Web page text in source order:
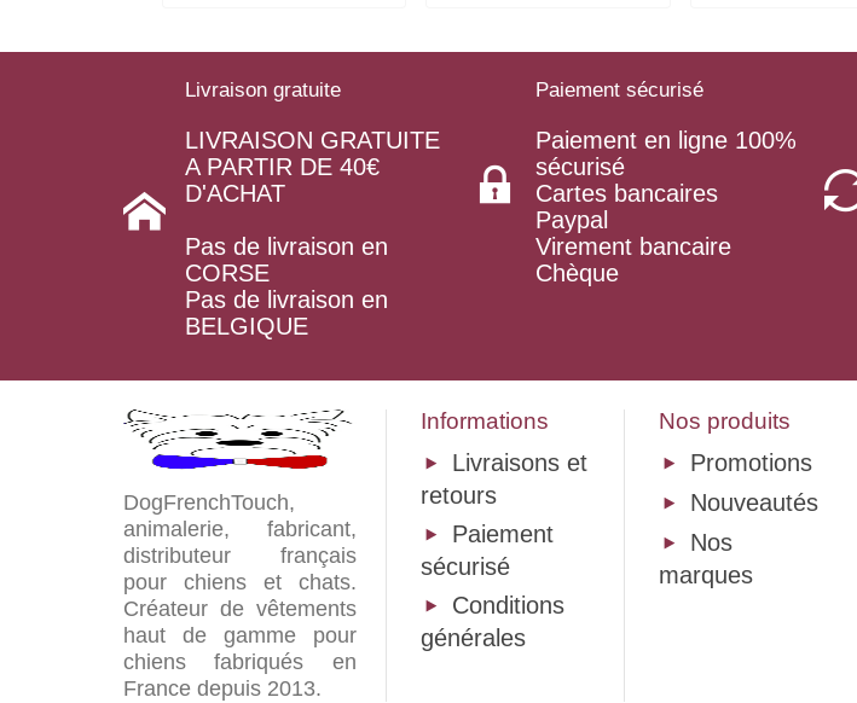
Livraison gratuite
LIVRAISON GRATUITE
A PARTIR DE 40€
D'ACHAT
Pas de livraison en
CORSE
Pas de livraison en
BELGIQUE
Paiement sécurisé
Paiement en ligne 100%
sécurisé
Cartes bancaires
Paypal
Virement bancaire
Chèque
DogFrenchTouch,
animalerie, fabricant,
distributeur français
pour chiens et chats.
Créateur de vêtements
haut de gamme pour
chiens fabriqués en
France depuis 2013.
Informations
Livraisons et
retours
Paiement
sécurisé
Conditions
générales
Nos produits
Promotions
Nouveautés
Nos
marques